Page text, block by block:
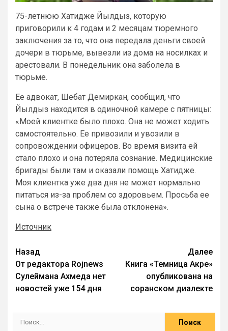
75-летнюю Хатидже Йылдыз, которую
приговорили к 4 годам и 2 месяцам тюремного
заключения за то, что она передала деньги своей
дочери в тюрьме, вывезли из дома на носилках и
арестовали. В понедельник она заболела в
тюрьме.
Ее адвокат, Шебат Демиркан, сообщил, что
Йылдыз находится в одиночной камере с пятницы:
«Моей клиентке было плохо. Она не может ходить
самостоятельно. Ее привозили и увозили в
сопровождении офицеров. Во время визита ей
стало плохо и она потеряла сознание. Медицинские
бригады были там и оказали помощь Хатидже.
Моя клиентка уже два дня не может нормально
питаться из-за проблем со здоровьем. Просьба ее
сына о встрече также была отклонена».
Источник
Назад
От редактора Rojnews
Сулеймана Ахмеда нет
новостей уже 154 дня
Далее
Книга «Темница Акре»
опубликована на
соранском диалекте